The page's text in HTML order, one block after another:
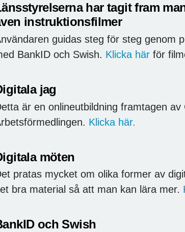
har tagit fram
instruktionsfilmer
guidas steg för steg genom
BankID och Swish. Klicka här för
jag
är en onlineutbildning framtagen
Klicka här.
möten
pratas mycket om olika former av
bra material så att man kan lära mer.
och Swish